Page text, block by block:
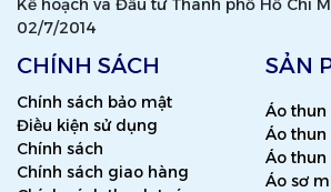
02/7/2014
CHÍNH SÁCH
Chính sách bảo mật
Điều kiện sử dụng
Chính sách
Chính sách giao hàng
SẢN
Áo
Áo thun
Áo thun
Áo sơ